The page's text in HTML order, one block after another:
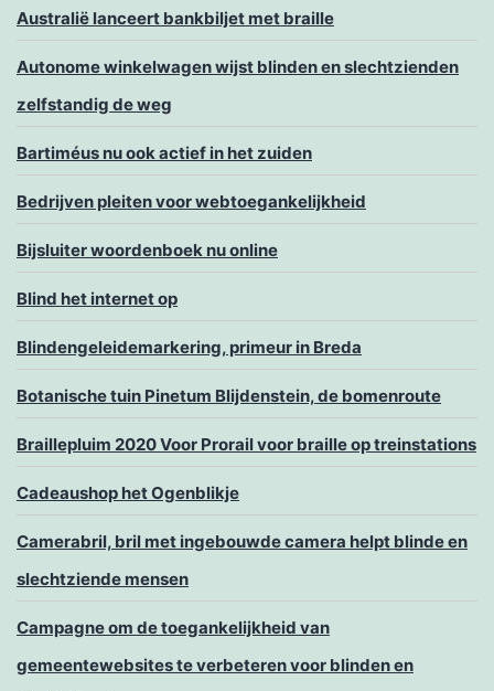
Australië lanceert bankbiljet met braille
Autonome winkelwagen wijst blinden en slechtzienden
zelfstandig de weg
Bartiméus nu ook actief in het zuiden
Bedrijven pleiten voor webtoegankelijkheid
Bijsluiter woordenboek nu online
Blind het internet op
Blindengeleidemarkering, primeur in Breda
Botanische tuin Pinetum Blijdenstein, de bomenroute
Braillepluim 2020 Voor Prorail voor braille op treinstations
Cadeaushop het Ogenblikje
Camerabril, bril met ingebouwde camera helpt blinde en
slechtziende mensen
Campagne om de toegankelijkheid van
gemeentewebsites te verbeteren voor blinden en